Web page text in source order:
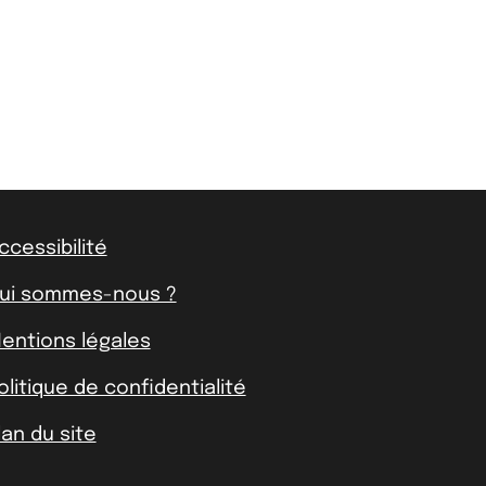
sommes-nous ?
légales
de confidentialité
du site